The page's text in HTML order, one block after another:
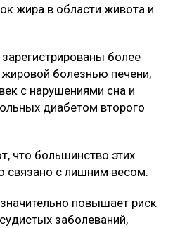
жира в области живота и
более
болезнью печени,
с нарушениями сна и
диабетом второго
что большинство этих
связано с лишним весом.
повышает риск
заболеваний,